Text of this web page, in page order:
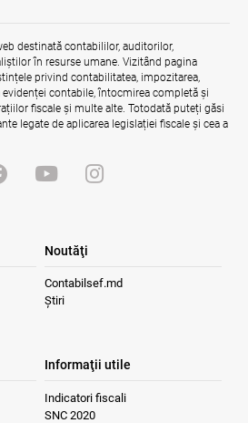
trecerii la euro ca monedă de
BNM
destinată contabililor, auditorilor,
în resurse umane. Vizitând pagina
privind contabilitatea, impozitarea,
contabile, întocmirea completă și
fiscale și multe alte. Totodată puteți găsi
legate de aplicarea legislației fiscale și cea a
Noutăţi
Contabilsef.md
Știri
Informaţii utile
Indicatori fiscali
SNC 2020